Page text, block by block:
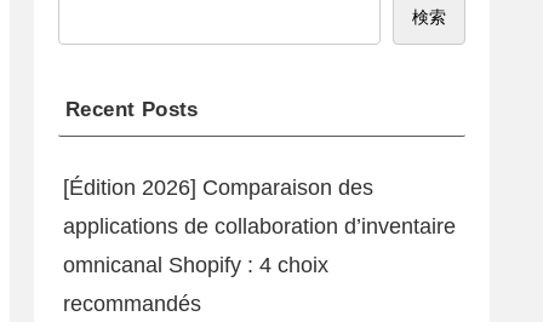
検索
Recent Posts
[Édition 2026] Comparaison des
applications de collaboration d’inventaire
omnicanal Shopify : 4 choix
recommandés